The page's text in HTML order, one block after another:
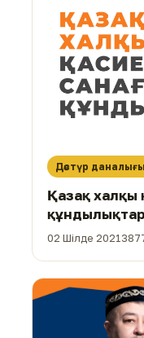
Дәстүр даналығы
Қазақ халқы
құндылықтар
02 Шілде 2021